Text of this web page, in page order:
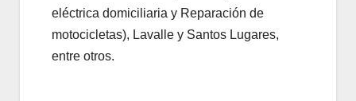
eléctrica domiciliaria y Reparación de
motocicletas), Lavalle y Santos Lugares,
entre otros.